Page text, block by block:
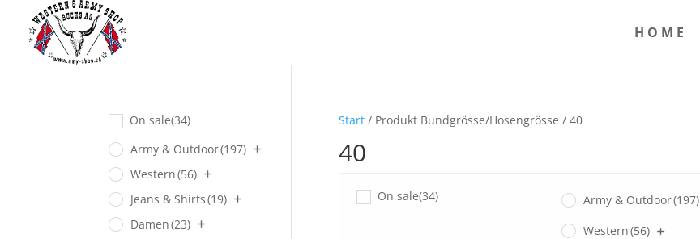
HOME
Start/ Produkt Bundgrösse/Hosengrösse / 40
40
On sale(34) Army & Outdoor(197)
Western(56)
On sale(34)
Army & Outdoor(197)
Western(56)
Jeans & Shirts(19)
Damen(23)